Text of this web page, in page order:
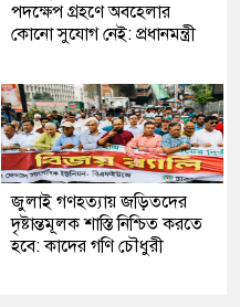
পদক্ষেপ গ্রহণে অবহেলার
কোনো সুযোগ নেই: প্রধানমন্ত্রী
জুলাই গণহত্যায় জড়িতদের
দৃষ্টান্তমূলক শাস্তি নিশ্চিত করতে
হবে: কাদের গণি চৌধুরী